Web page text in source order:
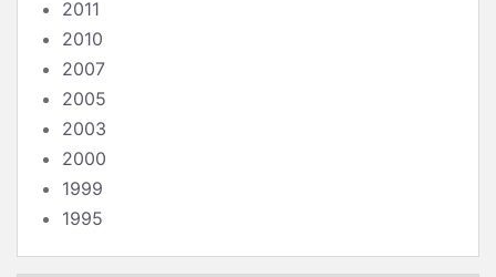
2011
2010
2007
2005
2003
2000
1999
1995